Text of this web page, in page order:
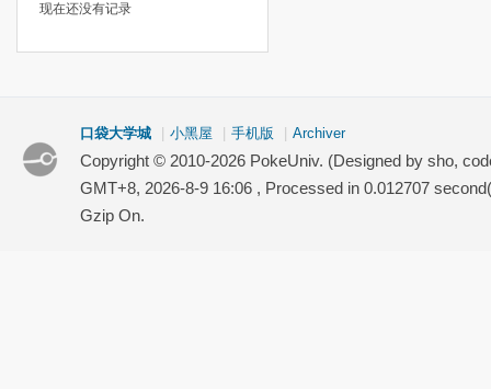
现在还没有记录
口袋大学城 小黑屋 手机版 Archiver
Copyright © 2010-2026 PokeUniv. (Designed by sho,
GMT+8, 2026-8-9 16:06 , Processed in 0.012707
Gzip On.